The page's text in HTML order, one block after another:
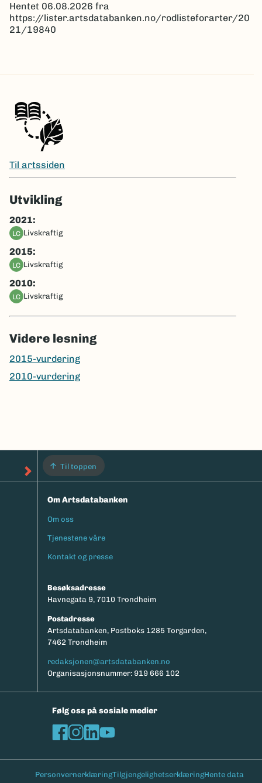
Hentet 06.08.2026 fra
https://lister.artsdatabanken.no/rodlisteforarter/20
21/19840
Til artssiden
Utvikling
2021:
LC livskraftig
2015:
LC livskraftig
2010:
LC livskraftig
Videre lesning
2015-vurdering
2010-vurdering
Til toppen
Om Artsdatabanken
Footermeny
Om oss
Tjenestene våre
Kontakt og presse
Besøksadresse
Havnegata 9, 7010 Trondheim
Postadresse
Artsdatabanken, Postboks 1285 Torgarden,
7462 Trondheim
redaksjonen@artsdatabanken.no
Organisasjonsnummer: 919 666 102
Følg oss på sosiale medier
PersonvernerklæringTilgjengelighetserklæringHente data